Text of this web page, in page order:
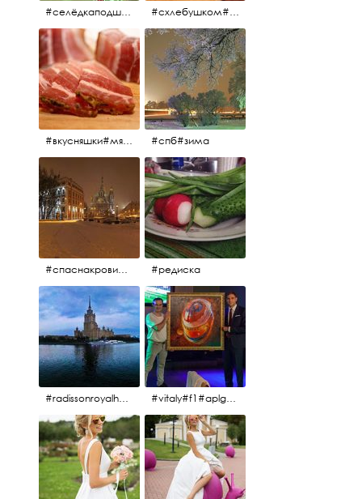
#селёдкаподшубой#основноеблюдо#новыйгод#шампанское#праздник #схлебушком#мясо
#вкусняшки#мясо #спб#зима
#спаснакрови#зима#спб #редиска
#radissonroyalhotel #рэдиссонройал#рэдиссонройалмосква #рекамосква#москва#гостиницаукраина#украина#hotel#отель#moscow @radissonroyalmoscow #vitaly#f1#aplgallery#formula1